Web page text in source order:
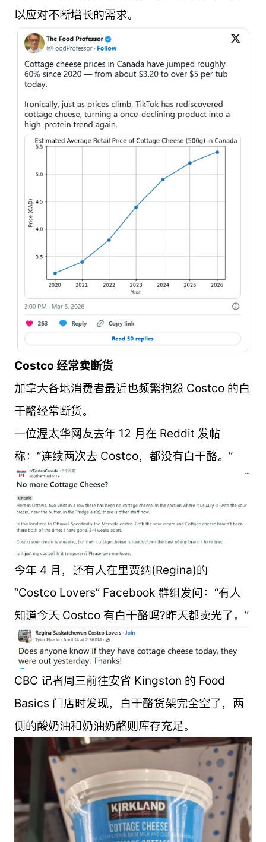
以应对不断增长的需求。
Costco 经常卖断货
加拿大各地消费者最近也频繁抱怨 Costco 的白
干酪经常断货。
一位渥太华网友去年 12 月在 Reddit 发帖
称：“连续两次去 Costco，都没有白干酪。”
今年 4 月，还有人在里贾纳(Regina)的
“Costco Lovers” Facebook 群组发问：“有人
知道今天 Costco 有白干酪吗?昨天都卖光了。”
CBC 记者周三前往安省 Kingston 的 Food
Basics 门店时发现，白干酪货架完全空了，两
侧的酸奶油和奶油奶酪则库存充足。